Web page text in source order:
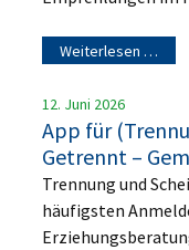
Weiterlesen …
12. Juni 2026
App für
Getrennt –
Trennung und
häufigsten